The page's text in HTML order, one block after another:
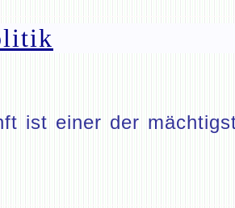
ist einer der